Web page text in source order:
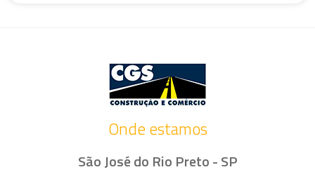
Onde estamos
São José do Rio Preto - SP